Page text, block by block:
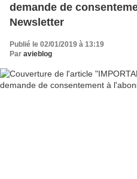
demande de
Newsletter
Publié le 02/01/2019 à 13:19
Par avieblog